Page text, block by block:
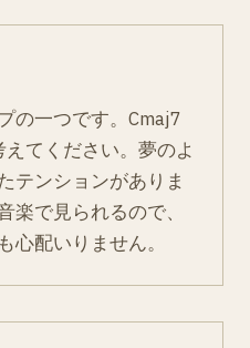
の一つです。Cmaj7
てください。夢のよ
テンションがありま
楽で見られるので、
心配いりません。